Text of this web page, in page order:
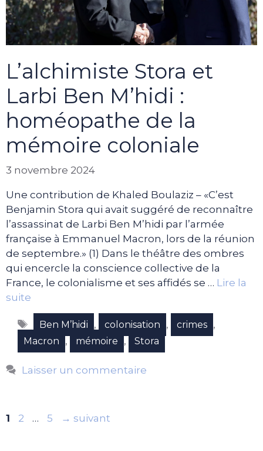
L’alchimiste Stora et
Larbi Ben M’hidi :
homéopathe de la
mémoire coloniale
3 novembre 2024
Une contribution de Khaled Boulaziz – «C’est
Benjamin Stora qui avait suggéré de reconnaître
l’assassinat de Larbi Ben M’hidi par l’armée
française à Emmanuel Macron, lors de la réunion
de septembre.» (1) Dans le théâtre des ombres
qui encercle la conscience collective de la
France, le colonialisme et ses affidés se … Lire la
suite
Étiquettes
Ben M’hidi , colonisation , crimes ,
Macron , mémoire , Stora
Laisser un commentaire
Page
1 Page
2 … Page
5 → suivant